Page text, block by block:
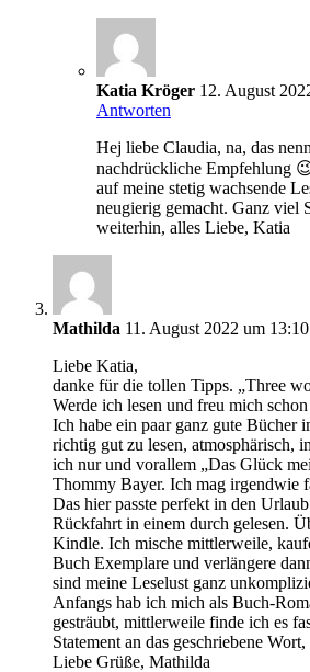
Katia Kröger 12. August
Antworten
Hej liebe Claudia, na, das
nachdrückliche Empfehlung
auf meine stetig wachsende
neugierig gemacht. Ganz viel
weiterhin, alles Liebe, Katia
Mathilda 11. August 2022 um
Liebe Katia,
danke für die tollen Tipps. „Three
Werde ich lesen und freu mich
Ich habe ein paar ganz gute Bücher
richtig gut zu lesen, atmosphärisch,
ich nur und vorallem „Das Glück
Thommy Bayer. Ich mag irgendwie
Das hier passte perfekt in den
Rückfahrt in einem durch gelesen.
Kindle. Ich mische mittlerweile,
Buch Exemplare und verlängere
sind meine Leselust ganz
Anfangs hab ich mich als Buch-
gesträubt, mittlerweile finde ich es
Statement an das geschriebene Wort,
Liebe Grüße, Mathilda